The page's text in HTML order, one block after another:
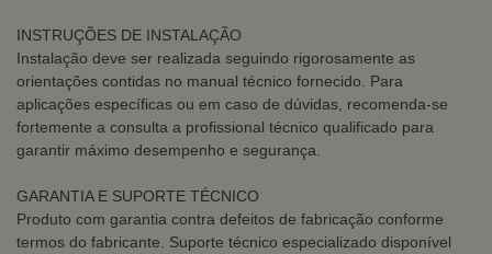
INSTRUÇÕES DE INSTALAÇÃO
Instalação deve ser realizada seguindo rigorosamente as
orientações contidas no manual técnico fornecido. Para
aplicações específicas ou em caso de dúvidas, recomenda-se
fortemente a consulta a profissional técnico qualificado para
garantir máximo desempenho e segurança.
GARANTIA E SUPORTE TÉCNICO
Produto com garantia contra defeitos de fabricação conforme
termos do fabricante. Suporte técnico especializado disponível